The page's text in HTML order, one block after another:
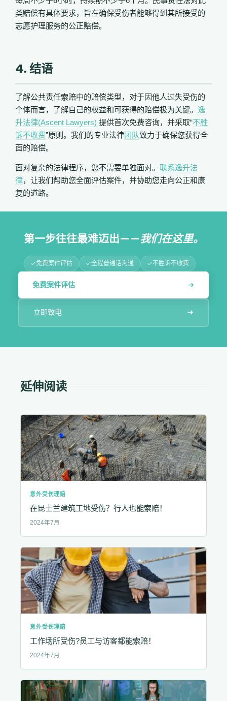
类赔偿有具体要求，旨在确保受伤者能够得到其所接受的
志愿护理服务的公正赔偿。
4. 结语
了解公共责任索赔中的赔偿类型， 对于因他人过失受伤的
个体而言，了解自己的权益和可获得的赔偿极为关键。 逸
升法律(Ascent Lawyers) 提供首次免费咨询，并采取“不胜
诉不收费”原则。我们的专业法律团队致力于确保您获得全
面的赔偿。
面对复杂的法律程序，您不需要单独面对。 联系逸升法
律，让我们帮助您全面评估案件，并协助您走向公正和康
复的道路。
第一步往往最难迈出——我们在这里。
免费案件评估 全程普通话沟通 不胜诉不收费
免费案件评估
立即致电
延伸阅读
意外受伤理赔
在昆士兰建筑工地受伤？行人也能索赔！
2024年7月
意外受伤理赔
工作场所受伤?员工与访客都能索赔！
2024年7月